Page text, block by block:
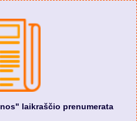
laikraščio prenumerata